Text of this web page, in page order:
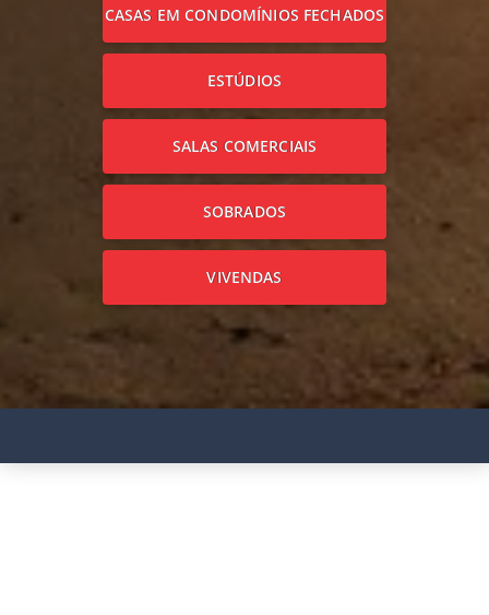
CASAS EM CONDOMÍNIOS FECHADOS
ESTÚDIOS
SALAS COMERCIAIS
SOBRADOS
VIVENDAS